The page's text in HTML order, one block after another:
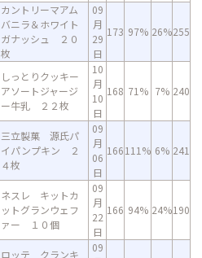
カントリーマアム
バニラ＆ホワイト
ガナッシュ ２０
枚
09
月
29
日
173 97% 26%255
しっとりクッキー
アソートジャージ
ー牛乳 ２２枚
10
月
10
日
168 71% 7% 240
三立製菓 源氏パ
イパンプキン ２
４枚
09
月
06
日
166111% 6% 241
ネスレ キットカ
ットグランウェフ
ァー １０個
09
月
22
日
166 94% 24%190
ロッテ クランキ
09